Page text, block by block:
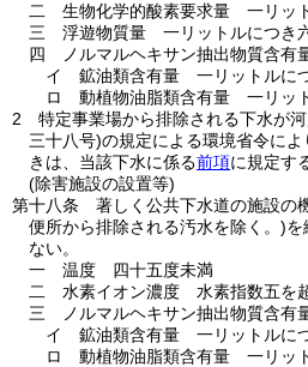
二
生物化学的酸素要求量 一リッ
三
浮遊物質量 一リットルにつき
四
ノルマルヘキサン抽出物質含有
イ
鉱油類含有量 一リットルに
ロ
動植物油脂類含有量 一リッ
2
特定事業場から排除される下水が
三十八号)の規定による環境省令に
きは、当該下水に係る前項に規定す
(除害施設の設置等)
第十八条
著しく公共下水道の施設の
便所から排除される汚水を除く。)を
ない。
一
温度 四十五度未満
二
水素イオン濃度 水素指数五を
三
ノルマルヘキサン抽出物質含有
イ
鉱油類含有量 一リットルに
ロ
動植物油脂類含有量 一リッ